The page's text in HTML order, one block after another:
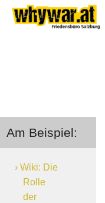
Whywar
Am Beispiel:
Wiki: Die
Rolle
der